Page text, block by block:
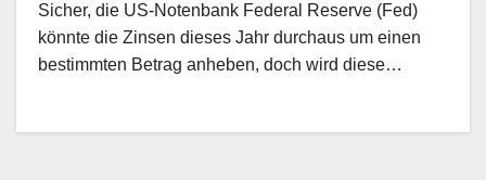
Sicher, die US-Notenbank Federal Reserve (Fed)
könnte die Zinsen dieses Jahr durchaus um einen
bestimmten Betrag anheben, doch wird diese…